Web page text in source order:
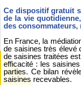
Ce dispositif gratuit
de la vie
des
En France, la
de saisines très élevé
de saisines traitées
efficacité : les
parties. Ce bilan
saisines recevables.